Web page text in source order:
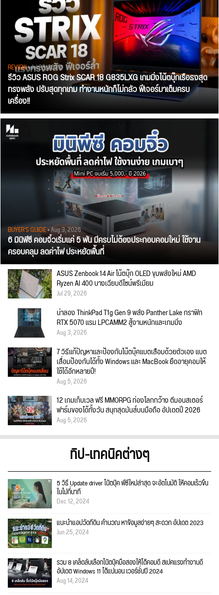
REVIEW• Jul 28, 2026
รีวิว ASUS ROG Strix SCAR 18 G835LXG เกมมิ่งโน้ตบุ๊กเรือธงสุด
ทรงพลัง ปรับสุดทุกเกม ทำงานหนักก็ไม่กลัว ฟีเจอร์มาเต็มครบ
เครื่อง!!
BUYER'S GUIDE• Aug 3, 2026
6 มินิพีซี คอมจิ๋วเริ่มแค่ 5 พัน มีครบไม่ต้องประกอบคอมใหม่ ใช้งาน
ครอบคลุม ลดค่าไฟ ประหยัดพื้นที่
ASUS Zenbook 14 Air โน้ตบุ๊ก OLED ขุมพลังใหม่ AMD
Ryzen AI 400 บางเฉียบดีไซน์พรีเมียม
Jul 29, 2026
น่าลอง ThinkPad T1g Gen 9 พลัง Panther Lake กราฟิก
RTX 5070 แรม LPCAMM2 สู้งานหนักและเกมมิ่ง
Aug 3, 2026
7 วิธีแก้ปัญหาและป้องกันโน๊ตบุ๊คแบตเสื่อมด้วยตัวเอง แบต
เสื่อมป้องกันได้ทั้ง Windows และ MacBook ยืดอายุคอมให้
ใช้ได้อีกหลายปี!
Aug 5, 2026
12 เกมเก็บเวล ฟรี MMORPG ท่องโลกกว้าง ตีมอนสเตอร์
ฟาร์มของได้ทั้งวัน สนุกสุดมันส์บนมือถือ อัปเดตปี 2026
Aug 5, 2026
ทิป-เทคนิคต่างๆ
5 วิธี Update driver โน๊ตบุ๊ค พีซีใหม่ล่าสุด จะอัตโนมัติ ให้คอมเร็วขึ้น
ในไม่กี่นาที
Dec 12, 2024
แนะนำแอปวัดที่ดิน คำนวณ หาข้อมูลง่ายๆ สะดวก อัปเดต 2023
Jun 25, 2024
รวม 8 เคล็ดลับเลือกโน๊ตบุ๊คมือสองให้ได้คอมดี สเปคแรงทำงานดี
อัปเดต Windows 11 ได้แน่นอน เวอร์ชั่นปี 2024
Aug 14, 2024